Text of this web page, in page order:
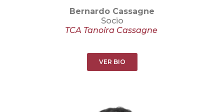
Bernardo Cassagne
Socio
TCA Tanoira Cassagne
VER BIO